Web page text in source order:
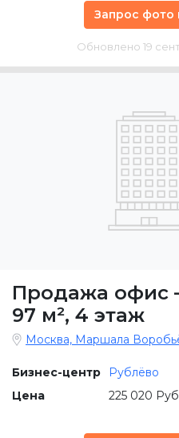
Запрос фото
Обновлено 19
Продажа офис
97 м², 4 этаж
Москва, Маршала
Бизнес-центр
Рублёво
Цена
225 020